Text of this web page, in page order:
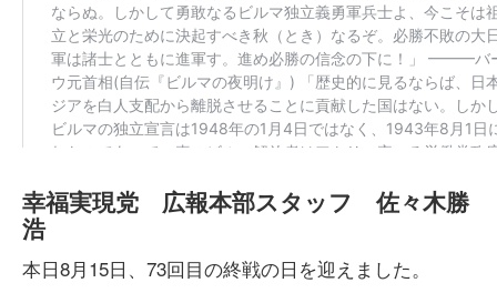
幸福実現党 広報本部スタッフ 佐々木勝
浩
本日8月15日、73回目の終戦の日を迎えました。